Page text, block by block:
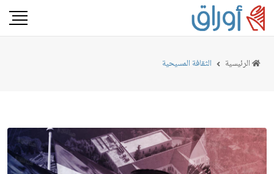
الرئيسية الثقافة المسيحية